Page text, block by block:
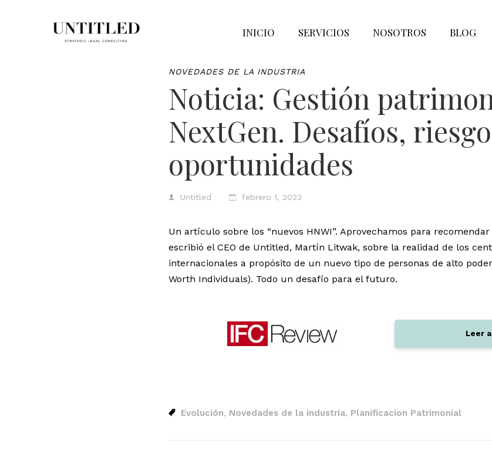
INICIO SERVICIOS NOSOTROS BLOG
NOVEDADES DE LA INDUSTRIA
Noticia: Gestión
NextGen. Desafíos,
oportunidades
Untitled febrero 1, 2023
Un artículo sobre los “nuevos HNWI”. Aprovechamos para
escribió el CEO de Untitled, Martín Litwak, sobre la realidad de los
internacionales a propósito de un nuevo tipo de personas de alto
Worth Individuals). Todo un desafío para el futuro.
Leer
Evolución, Novedades de la industria, Planificacion Patrimonial